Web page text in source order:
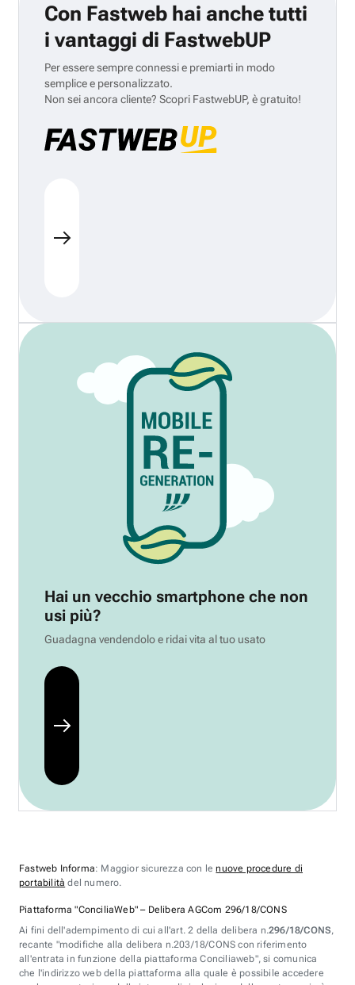
Con Fastweb hai anche tutti
i vantaggi di FastwebUP
Per essere sempre connessi e premiarti in modo
semplice e personalizzato.
Non sei ancora cliente? Scopri FastwebUP, è gratuito!
Hai un vecchio smartphone che non
usi più?
Guadagna vendendolo e ridai vita al tuo usato
Fastweb Informa: Maggior sicurezza con lenuove procedure di
portabilità del numero.
Piattaforma "ConciliaWeb" – Delibera AGCom 296/18/CONS
Ai fini dell'adempimento di cui all'art. 2 della delibera n.296/18/CONS,
recante "modifiche alla delibera n.203/18/CONS con riferimento
all'entrata in funzione della piattaforma Conciliaweb", si comunica
che l'indirizzo web della piattaforma alla quale è possibile accedere